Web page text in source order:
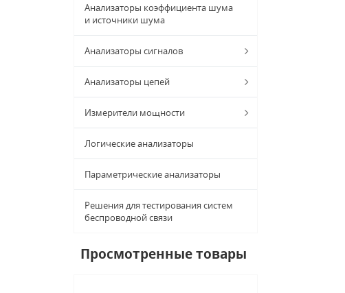
Анализаторы коэффициента шума
и источники шума
Анализаторы сигналов
Анализаторы цепей
Измерители мощности
Логические анализаторы
Параметрические анализаторы
Решения для тестирования систем
беспроводной связи
Просмотренные товары